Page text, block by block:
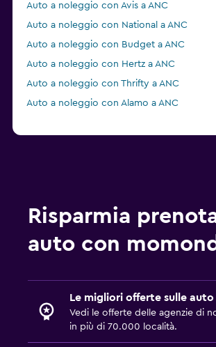
Auto a noleggio con Avis a ANC
Auto a noleggio con National a ANC
Auto a noleggio con Budget a ANC
Auto a noleggio con Hertz a ANC
Auto a noleggio con Thrifty a ANC
Auto a noleggio con Alamo a ANC
Risparmia
auto con
Le migliori offerte sulle auto
Vedi le offerte delle agenzie di
in più di 70.000 località.